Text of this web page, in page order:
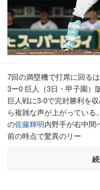
7回の満塁機で打席に回る
3ー0 巨人（3日・甲子園）
巨人戦に3-0で完封勝利を
ら複雑な声が上がっている
の佐藤輝明内野手が右中間
前の時点で驚異のリー